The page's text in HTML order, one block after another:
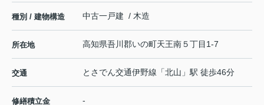
種別 / 建物構造 中古一戸建 / 木造
所在地 高知県吾川郡いの町天王南５丁目1-7
交通 とさでん交通伊野線 「北山 」駅 徒歩46分
修繕積立金 -